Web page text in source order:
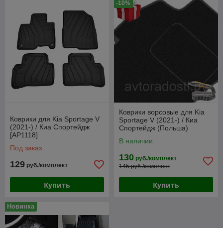
Коврики для Kia Sportage V
(2021-) / Киа Спортейдж
[AP1118]
Под заказ
129 руб./комплект
Купить
-10%
Коврики ворсовые для Kia
Sportage V (2021-) / Киа
Спортейдж (Польша)
В наличии
130 руб./комплект
145 руб./комплект
Купить
Новинка